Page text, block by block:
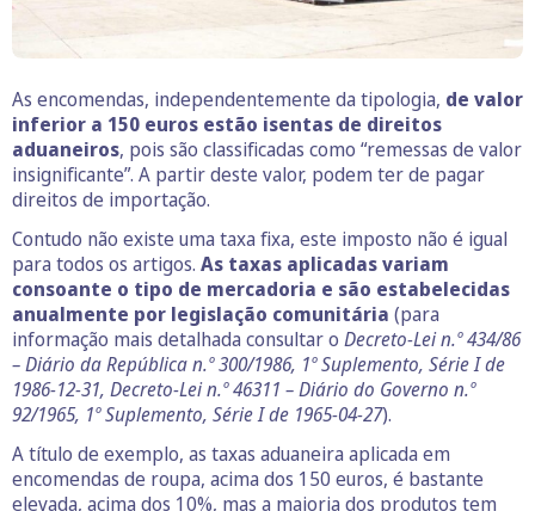
As encomendas, independentemente da tipologia, de valor
inferior a 150 euros estão isentas de direitos
aduaneiros, pois são classificadas como “remessas de valor
insignificante”. A partir deste valor, podem ter de pagar
direitos de importação.
Contudo não existe uma taxa fixa, este imposto não é igual
para todos os artigos. As taxas aplicadas variam
consoante o tipo de mercadoria e são estabelecidas
anualmente por legislação comunitária (para
informação mais detalhada consultar o Decreto-Lei n.º 434/86
– Diário da República n.º 300/1986, 1º Suplemento, Série I de
1986-12-31, Decreto-Lei n.º 46311 – Diário do Governo n.º
92/1965, 1º Suplemento, Série I de 1965-04-27).
A título de exemplo, as taxas aduaneira aplicada em
encomendas de roupa, acima dos 150 euros, é bastante
elevada, acima dos 10%, mas a maioria dos produtos tem